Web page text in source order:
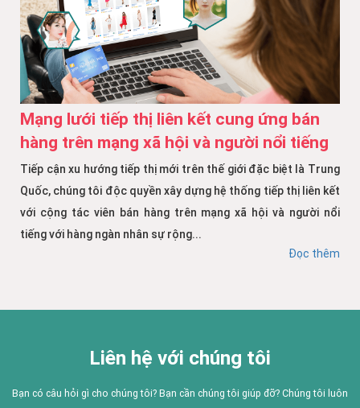
Mạng lưới tiếp thị liên kết cung ứng bán
hàng trên mạng xã hội và người nổi tiếng
Tiếp cận xu hướng tiếp thị mới trên thế giới đặc biệt là Trung
Quốc, chúng tôi độc quyền xây dựng hệ thống tiếp thị liên kết
với cộng tác viên bán hàng trên mạng xã hội và người nổi
tiếng với hàng ngàn nhân sự rộng...
Đọc thêm
Liên hệ với chúng tôi
Bạn có câu hỏi gì cho chúng tôi? Bạn cần chúng tôi giúp đỡ? Chúng tôi luôn